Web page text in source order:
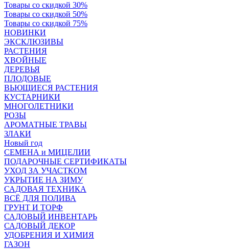
Товары со скидкой 30%
Товары со скидкой 50%
Товары со скидкой 75%
НОВИНКИ
ЭКСКЛЮЗИВЫ
РАСТЕНИЯ
ХВОЙНЫЕ
ДЕРЕВЬЯ
ПЛОДОВЫЕ
ВЬЮЩИЕСЯ РАСТЕНИЯ
КУСТАРНИКИ
МНОГОЛЕТНИКИ
РОЗЫ
АРОМАТНЫЕ ТРАВЫ
ЗЛАКИ
Новый год
СЕМЕНА и МИЦЕЛИИ
ПОДАРОЧНЫЕ СЕРТИФИКАТЫ
УХОД ЗА УЧАСТКОМ
УКРЫТИЕ НА ЗИМУ
САДОВАЯ ТЕХНИКА
ВСЁ ДЛЯ ПОЛИВА
ГРУНТ И ТОРФ
САДОВЫЙ ИНВЕНТАРЬ
САДОВЫЙ ДЕКОР
УДОБРЕНИЯ И ХИМИЯ
ГАЗОН